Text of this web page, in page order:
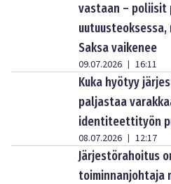
vastaan –
Saksa vaikenee
09.07.2026 | 16:11
Kuka hyötyy
paljastaa
identiteettityön
08.07.2026 | 12:17
Järjestörahoitus
toiminnanjohtaja